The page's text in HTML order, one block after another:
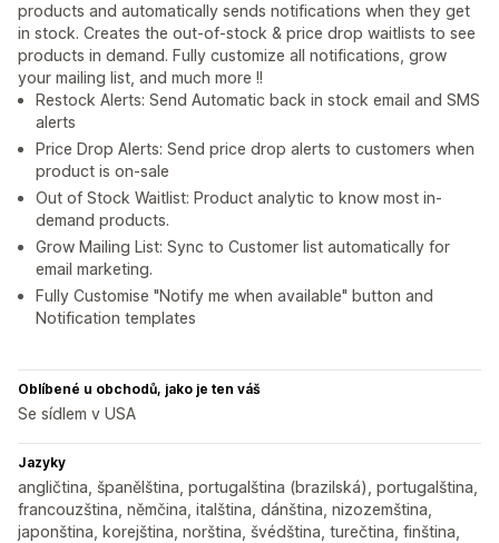
products and automatically sends notifications when they get
in stock. Creates the out-of-stock & price drop waitlists to see
products in demand. Fully customize all notifications, grow
your mailing list, and much more !!
Restock Alerts: Send Automatic back in stock email and SMS
alerts
Price Drop Alerts: Send price drop alerts to customers when
product is on-sale
Out of Stock Waitlist: Product analytic to know most in-
demand products.
Grow Mailing List: Sync to Customer list automatically for
email marketing.
Fully Customise "Notify me when available" button and
Notification templates
Oblíbené u obchodů, jako je ten váš
Se sídlem v USA
Jazyky
angličtina, španělština, portugalština (brazilská), portugalština,
francouzština, němčina, italština, dánština, nizozemština,
japonština, korejština, norština, švédština, turečtina, finština,